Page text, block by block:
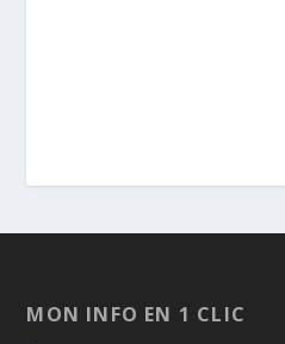
MON INFO EN 1 CLIC